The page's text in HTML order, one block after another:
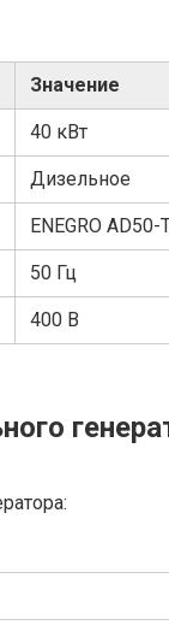
Значение
40 кВт
Дизельное
ENEGRO
50 Гц
400 В